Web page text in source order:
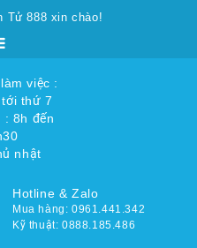
Tử 888 xin chào!
việc :
thứ 7
: 8h đến
nhật
Hotline & Zalo
Mua hàng: 0961.441.342
Kỹ thuật: 0888.185.486